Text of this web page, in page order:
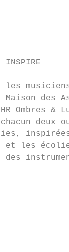
INSPIRE
les
Maison des
Ombres
chacun
les
des